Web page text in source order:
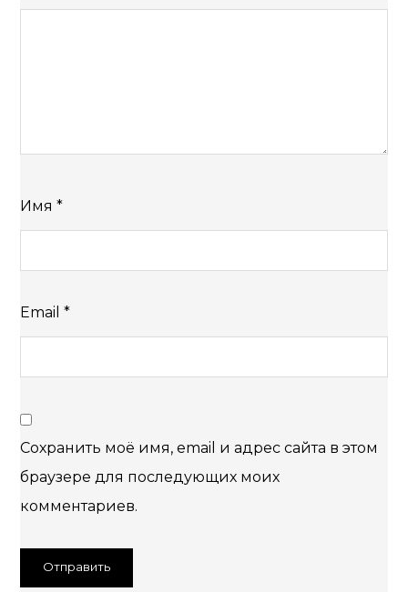
Имя*
Email*
Сохранить моё имя, email и адрес сайта в этом
браузере для последующих моих
комментариев.